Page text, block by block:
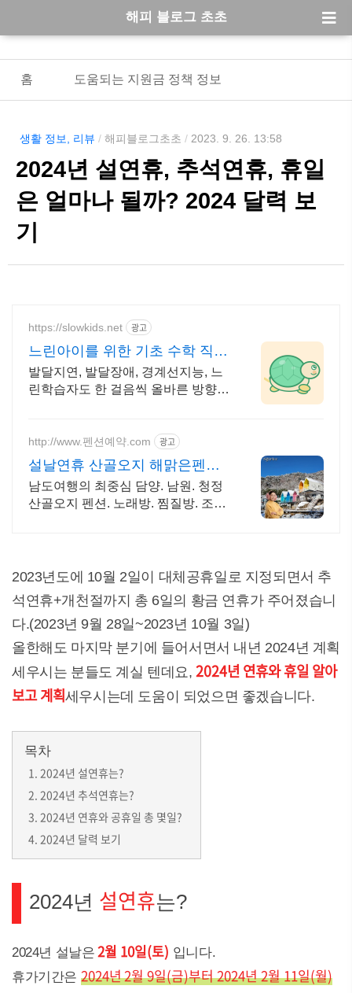
해피 블로그 초초
홈 도움되는 지원금 정책 정보
생활 정보, 리뷰 / 해피블로그초초 / 2023. 9. 26. 13:58
2024년 설연휴, 추석연휴, 휴일
은 얼마나 될까? 2024 달력 보
기
https://slowkids.net 광고
느린아이를 위한 기초 수학 직접
교육 경험으로 만든 앱
발달지연, 발달장애, 경계선지능, 느
린학습자도 한 걸음씩 올바른 방향으
http://www.펜션예약.com 광고
설날연휴 산골오지 해맑은펜션
설날연휴 팩키지 할인가
남도여행의 최중심 담양. 남원. 청정
산골오지 펜션. 노래방. 찜질방. 조식
2023년도에 10월 2일이 대체공휴일로 지정되면서 추
석연휴+개천절까지 총 6일의 황금 연휴가 주어졌습니
다.(2023년 9월 28일~2023년 10월 3일)
올한해도 마지막 분기에 들어서면서 내년 2024년 계획
세우시는 분들도 계실 텐데요,2024년 연휴와 휴일 알아
보고 계획세우시는데 도움이 되었으면 좋겠습니다.
목차
2024년 설연휴는?
2024년 추석연휴는?
2024년 연휴와 공휴일 총 몇일?
2024년 달력 보기
2024년 설연휴는?
2024년 설날은 2월 10일(토) 입니다.
휴가기간은 2024년 2월 9일(금)부터 2024년 2월 11일(월)